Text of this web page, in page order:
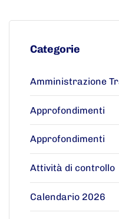
Categorie
Amministrazione
Approfondimenti
Approfondimenti
Attività di controllo
Calendario 2026